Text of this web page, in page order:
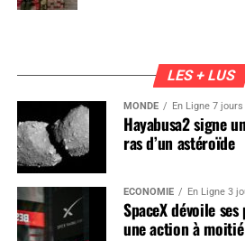
LES + LUS
MONDE En Ligne 7 jours
Hayabusa2 signe
ras d’un astéroïde
ÉCONOMIE En Ligne 3
SpaceX dévoile
une action à